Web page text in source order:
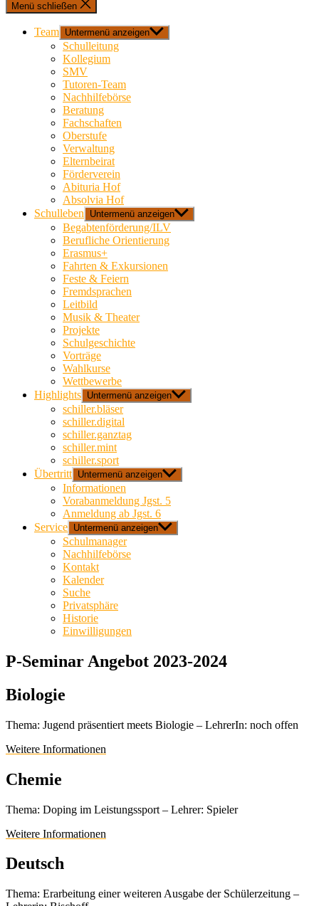
Menü schließen
Team Untermenü anzeigen
Schulleitung
Kollegium
SMV
Tutoren-Team
Nachhilfebörse
Beratung
Fachschaften
Oberstufe
Verwaltung
Elternbeirat
Förderverein
Abituria Hof
Absolvia Hof
Schulleben
Untermenü anzeigen
Begabtenförderung/ILV
Berufliche Orientierung
Erasmus+
Fahrten & Exkursionen
Feste & Feiern
Fremdsprachen
Leitbild
Musik & Theater
Projekte
Schulgeschichte
Vorträge
Wahlkurse
Wettbewerbe
Highlights Untermenü anzeigen
schiller.bläser
schiller.digital
schiller.ganztag
schiller.mint
schiller.sport
Übertritt Untermenü anzeigen
Informationen
Vorabanmeldung Jgst. 5
Anmeldung ab Jgst. 6
Service Untermenü anzeigen
Schulmanager
Nachhilfebörse
Kontakt
Kalender
Suche
Privatsphäre
Historie
Einwilligungen
P-Seminar Angebot 2023-2024
Biologie
Thema: Jugend präsentiert meets Biologie – LehrerIn: noch offen
Weitere Informationen
Chemie
Thema: Doping im Leistungssport – Lehrer: Spieler
Weitere Informationen
Deutsch
Thema: Erarbeitung einer weiteren Ausgabe der Schülerzeitung –